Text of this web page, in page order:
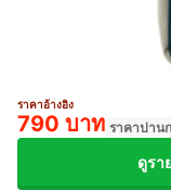
ราคาอ้างอิง
790 บาท ราคาปาน
ดูรา